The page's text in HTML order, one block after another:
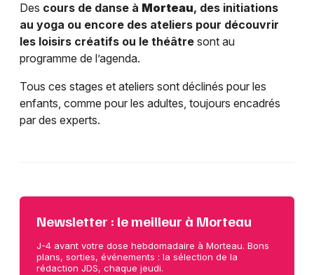
Des cours de danse à Morteau, des initiations
au yoga ou encore des ateliers pour découvrir
les loisirs créatifs ou le théâtre sont au
programme de l’agenda.
Tous ces stages et ateliers sont déclinés pour les
enfants, comme pour les adultes, toujours encadrés
par des experts.
Newsletter : le meilleur à Morteau
J-4 avant votre dose hebdomadaire à Morteau. Bons
plans, sorties, événements : la sélection de la
rédaction JDS, chaque jeudi.